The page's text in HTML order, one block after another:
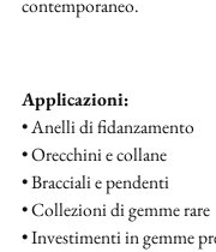
contemporaneo.
Applicazioni:
• Anelli di fidanzamento
• Orecchini e collane
• Bracciali e pendenti
• Collezioni di gemme rare
• Investimenti in gemme